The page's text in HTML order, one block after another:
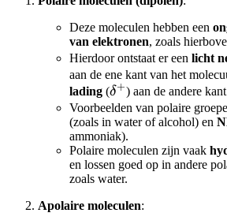
Deze moleculen hebben een
van elektronen, zoals
Hierdoor ontstaat er een licht
aan de ene kant van het
lading (\delta^+
δ+) aan de andere
Voorbeelden van polaire
(zoals in water of alcohol) en
ammoniak).
Polaire moleculen zijn vaak
en lossen goed op in andere
zoals water.
Apolaire moleculen: